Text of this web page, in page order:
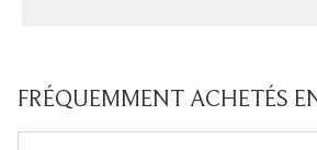
FRÉQUEMMENT ACHETÉS